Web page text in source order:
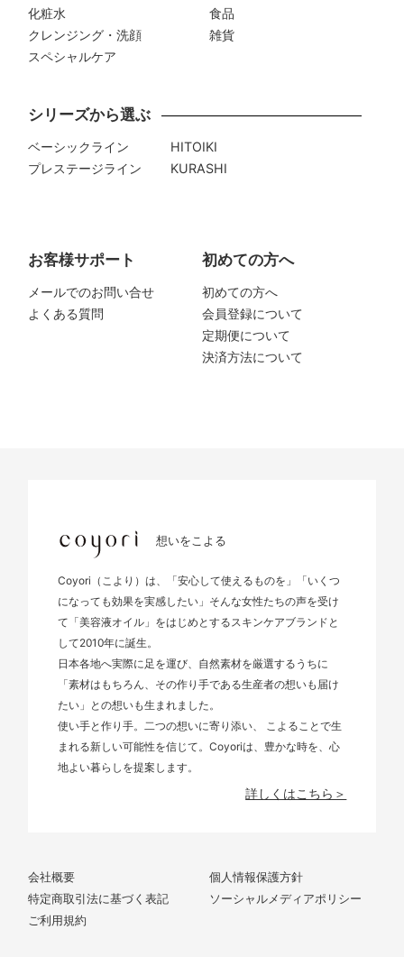
化粧水
クレンジング・洗顔
スペシャルケア
食品
雑貨
シリーズから選ぶ
ベーシックライン
プレステージライン
HITOIKI
KURASHI
お客様サポート
メールでのお問い合せ
よくある質問
初めての方へ
初めての方へ
会員登録について
定期便について
決済方法について
想いをこよる
Coyori（こより）は、「安心して使えるものを」「いくつ
になっても効果を実感したい」そんな女性たちの声を受け
て「美容液オイル」をはじめとするスキンケアブランドと
して2010年に誕生。
日本各地へ実際に足を運び、自然素材を厳選するうちに
「素材はもちろん、その作り手である生産者の想いも届け
たい」との想いも生まれました。
使い手と作り手。二つの想いに寄り添い、 こよることで生
まれる新しい可能性を信じて。Coyoriは、豊かな時を、心
地よい暮らしを提案します。
詳しくはこちら＞
会社概要
個人情報保護方針
特定商取引法に基づく表記
ソーシャルメディアポリシー
ご利用規約